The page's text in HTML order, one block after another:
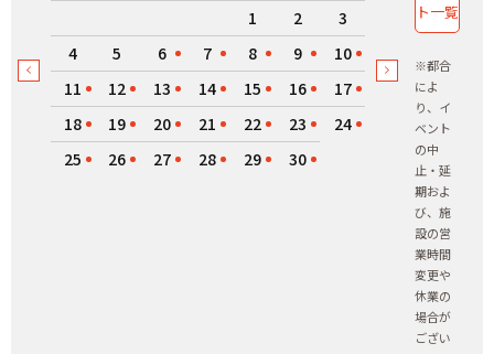
1 2
3
4
5 6 7 8 9
10
11
12 13 14 15 16
17
18
19 20 21 22 23
24
25
26 27 28 29 30
ト一覧
※都合
によ
り、イ
ベント
の中
止・延
期およ
び、施
設の営
業時間
変更や
休業の
場合が
ござい